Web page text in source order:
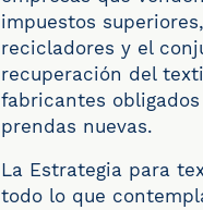
impuestos
recicladores y el
recuperación del
fabricantes
prendas nuevas.
La Estrategia para
todo lo que